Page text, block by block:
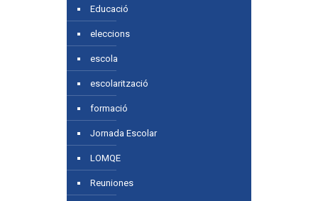
Educació
eleccions
escola
escolarització
formació
Jornada Escolar
LOMQE
Reuniones